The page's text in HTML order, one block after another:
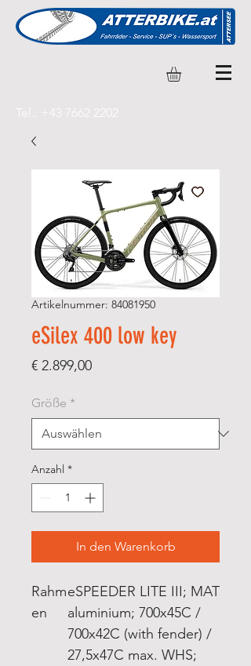
Tel.: +43 7662 2202
Artikelnummer: 84081950
eSilex 400 low key
€ 2.899,00Preis
Größe *
Anzahl *
In den Warenkorb
Rahm
en
eSPEEDER LITE III; MAT
aluminium; 700x45C /
700x42C (with fender) /
27,5x47C max. WHS;